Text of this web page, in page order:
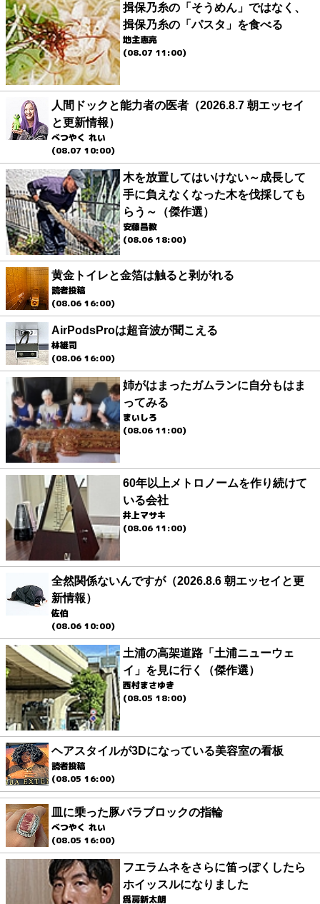
揖保乃糸の「そうめん」ではなく、
揖保乃糸の「パスタ」を食べる
地主恵亮
(08.07 11:00)
人間ドックと能力者の医者（2026.8.7 朝エッセイ
と更新情報）
べつやく れい
(08.07 10:00)
木を放置してはいけない～成長して
手に負えなくなった木を伐採しても
らう～（傑作選）
安藤昌教
(08.06 18:00)
黄金トイレと金箔は触ると剥がれる
読者投稿
(08.06 16:00)
AirPodsProは超音波が聞こえる
林雄司
(08.06 16:00)
姉がはまったガムランに自分もはま
ってみる
まいしろ
(08.06 11:00)
60年以上メトロノームを作り続けて
いる会社
井上マサキ
(08.06 11:00)
全然関係ないんですが（2026.8.6 朝エッセイと更
新情報）
佐伯
(08.06 10:00)
土浦の高架道路「土浦ニューウェ
イ」を見に行く（傑作選）
西村まさゆき
(08.05 18:00)
ヘアスタイルが3Dになっている美容室の看板
読者投稿
(08.05 16:00)
皿に乗った豚バラブロックの指輪
べつやく れい
(08.05 16:00)
フエラムネをさらに笛っぽくしたら
ホイッスルになりました
爲房新太朗